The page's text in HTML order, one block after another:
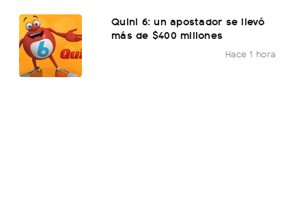
Quini 6: un apostador se llevó
más de $400 millones
Hace 1 hora